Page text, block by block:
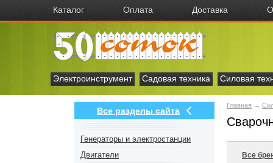
Каталог Оплата Доставка
Электроинструмент Садовая техника Силовая
Все разделы сайта
Генераторы и электростанции
Двигатели
Главная →
Все